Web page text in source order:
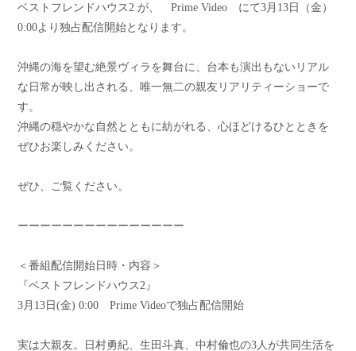
ベストフレンドハウス2 が、 Prime Video にて3月13日（金）
0:00より独占配信開始となります。
沖縄の海を望む絶景ヴィラを舞台に、台本も演出もないリアル
な日常が映し出される、唯一無二の親友リアリティーショーで
す。
沖縄の穏やかな自然とともに紡がれる、心ほどけるひとときを
ぜひお楽しみください。
ぜひ、ご覧ください。
ーーーーーーーーーーーーーーー
＜番組配信開始日時・内容＞
『ベストフレンドハウス2』
3月13日(金) 0:00 Prime Videoで独占配信開始
実は大親友。日村勇紀、生田斗真、中村倫也の3人が共同生活を